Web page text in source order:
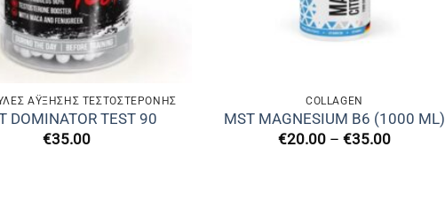
ΆΥΞΗΣΗΣ ΤΕΣΤΟΣΤΕΡΌΝΗΣ
DOMINATOR TEST 90
€35.00
COLLAGEN
MST MAGNESIUM B6 (1000 ML)
€20.00 – €35.00Price